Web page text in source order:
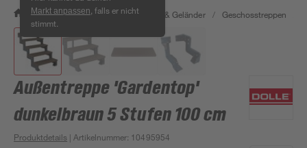
Markt anpassen , falls er nicht
stimmt.
/ Bauen & Renovieren / Treppen & Geländer / Geschosstreppen
Außentreppe 'Gardentop'
dunkelbraun 5 Stufen 100 cm
Produktdetails | Artikelnummer: 10495954